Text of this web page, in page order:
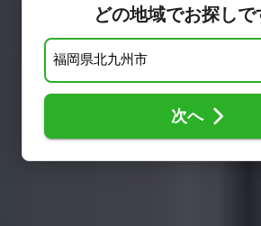
どの地域でお探しで
次へ